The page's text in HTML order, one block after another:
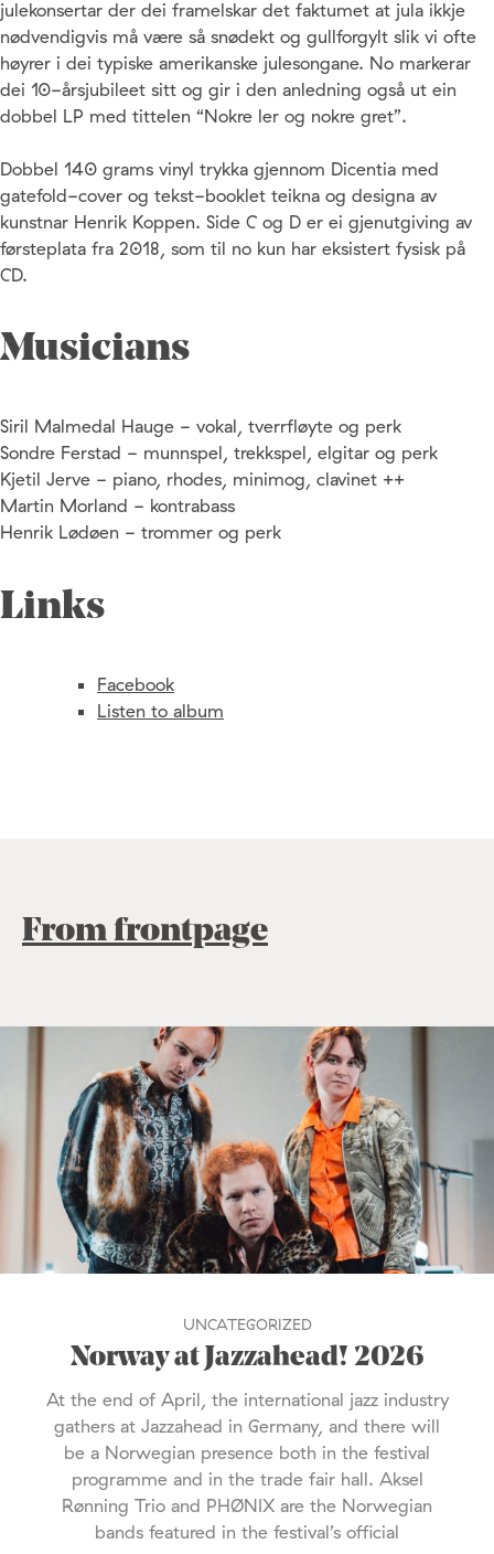
julekonsertar der dei framelskar det faktumet at jula ikkje
nødvendigvis må være så snødekt og gullforgylt slik vi ofte
høyrer i dei typiske amerikanske julesongane. No markerar
dei 10-årsjubileet sitt og gir i den anledning også ut ein
dobbel LP med tittelen “Nokre ler og nokre gret”.
Dobbel 140 grams vinyl trykka gjennom Dicentia med
gatefold-cover og tekst-booklet teikna og designa av
kunstnar Henrik Koppen. Side C og D er ei gjenutgiving av
førsteplata fra 2018, som til no kun har eksistert fysisk på
CD.
Musicians
Siril Malmedal Hauge - vokal, tverrfløyte og perk
Sondre Ferstad - munnspel, trekkspel, elgitar og perk
Kjetil Jerve - piano, rhodes, minimog, clavinet ++
Martin Morland - kontrabass
Henrik Lødøen - trommer og perk
Links
Facebook
Listen to album
From frontpage
UNCATEGORIZED
Norway at Jazzahead! 2026
At the end of April, the international jazz industry
gathers at Jazzahead in Germany, and there will
be a Norwegian presence both in the festival
programme and in the trade fair hall. Aksel
Rønning Trio and PHØNIX are the Norwegian
bands featured in the festival’s official